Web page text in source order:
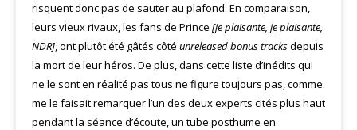
risquent donc pas de sauter au plafond. En comparaison,
leurs vieux rivaux, les fans de Prince [je plaisante, je plaisante,
NDR], ont plutôt été gâtés côté unreleased bonus tracksdepuis
la mort de leur héros. De plus, dans cette liste d’inédits qui
ne le sont en réalité pas tous ne figure toujours pas, comme
me le faisait remarquer l’un des deux experts cités plus haut
pendant la séance d’écoute, un tube posthume en